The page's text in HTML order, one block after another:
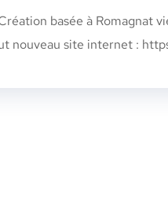
basée à Romagnat
nouveau site internet :